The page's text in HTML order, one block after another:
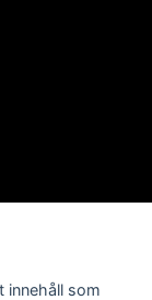
innehåll som